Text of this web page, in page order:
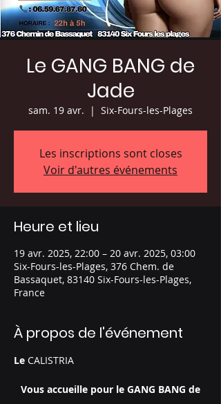
Le GANG BANG de
Jade
sam. 19 avr.
  |
Six-Fours-les-Plages
Les inscriptions sont closes
Voir d'autres événements
Heure et lieu
19 avr. 2025, 22:00 – 20 avr. 2025, 03:00
Six-Fours-les-Plages, 376 Chem. de
Bassaquet, 83140 Six-Fours-les-Plages,
France
À propos de l'événement
Le CALISTRIA
Vous accueille pour le GANG BANG de